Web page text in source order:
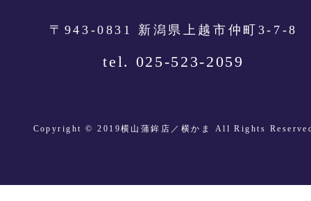
〒943-0831 新潟県上越市仲町3-7-8
tel. 025-523-2059
Copyright © 2019横山蒲鉾店／横かま All Rights